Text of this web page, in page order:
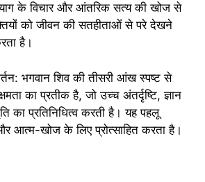
के विचार और आंतरिक सत्य की खोज से
को जीवन की सतहीताओं से परे देखने
है।
भगवान शिव की तीसरी आंख स्पष्ट से
का प्रतीक है, जो उच्च अंतर्दृष्टि, ज्ञान
का प्रतिनिधित्व करती है। यह पहलू
आत्म-खोज के लिए प्रोत्साहित करता है।